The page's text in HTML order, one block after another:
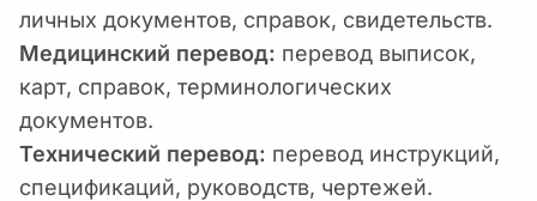
личных документов, справок, свидетельств.
Медицинский перевод: перевод выписок,
карт, справок, терминологических
документов.
Технический перевод: перевод инструкций,
спецификаций, руководств, чертежей.